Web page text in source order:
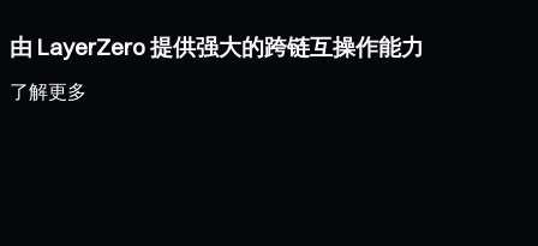
由 LayerZero 提供强大的跨链互操作能力
了解更多